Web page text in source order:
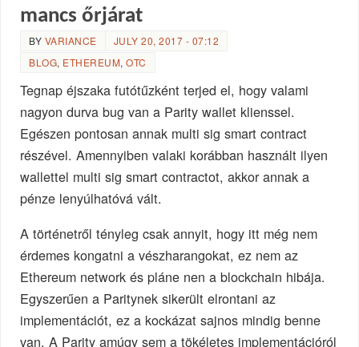
mancs őrjárat
BY VARIANCE
JULY 20, 2017 - 07:12
BLOG, ETHEREUM,OTC
Tegnap éjszaka futótűzként terjed el, hogy valami
nagyon durva bug van a Parity wallet klienssel.
Egészen pontosan annak multi sig smart contract
részével. Amennyiben valaki korábban használt ilyen
wallettel multi sig smart contractot, akkor annak a
pénze lenyúlhatóvá vált.
A történetről tényleg csak annyit, hogy itt még nem
érdemes kongatni a vészharangokat, ez nem az
Ethereum network és pláne nen a blockchain hibája.
Egyszerűen a Paritynek sikerült elrontani az
implementációt, ez a kockázat sajnos mindig benne
van. A Parity amúgy sem a tökéletes implementációról